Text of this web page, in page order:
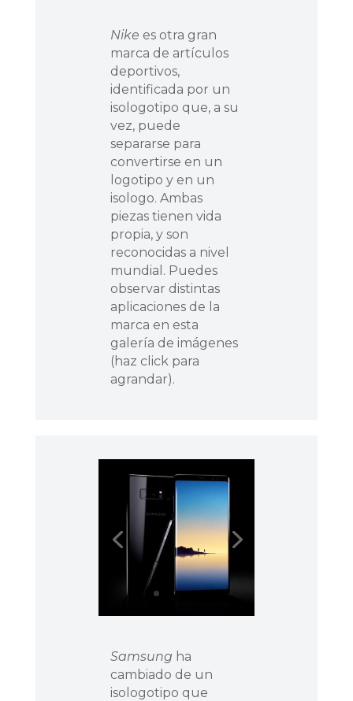
Nike es otra gran
marca de artículos
deportivos,
identificada por un
isologotipo que, a su
vez, puede
separarse para
convertirse en un
logotipo y en un
isologo. Ambas
piezas tienen vida
propia, y son
reconocidas a nivel
mundial. Puedes
observar distintas
aplicaciones de la
marca en esta
galería de imágenes
(haz click para
agrandar).
Samsung ha
cambiado de un
isologotipo que